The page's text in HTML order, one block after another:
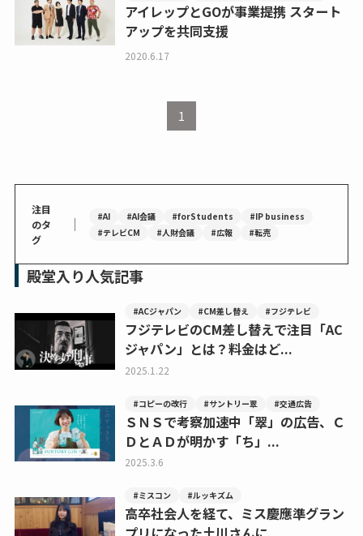
アイレップとGOが事業提携 スタート
アップを共同支援
2020.6.17
1
注目
のタ
グ
｜ #AI #AI会議 #forStudents
#IP business
#テレビCM
#人財会議 #広報 #転売
殿堂入り人気記事
#ACジャパン #CM差し替え #フジテレビ
フジテレビのCM差し替えで注目「AC
ジャパン」とは？料金はど...
2025.1.22
#コピーの改行 #サントリー翠 #交通広告
ＳＮＳで考察加速中「翠」の広告、Ｃ
ＤとＡＤが明かす「ち」...
2025.3.6
#ミスコン #ルッキズム
高卒社会人を経て、ミス慶應準グラン